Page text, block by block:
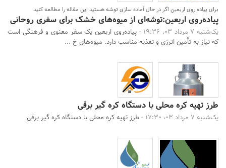
برای پیاده روی اربعین اگر در حال آماده سازی توشه هستید این مقاله را مطالعه کنید
پیاده‌روی اربعین:توشه‌ای از میوه‌های خشک برای سفری روحانی
یک‌شنبه 7 مرداد 03، 19:36 -
پیاده‌روی اربعین یک سفر معنوی و فرهنگی است
که نیاز به تأمین انرژی و تغذیه مناسب دارد. میوه‌های خ ...
طرز تهیه کره محلی با دستگاه کره گیر برقی
یک‌شنبه 7 مرداد 03، 17:30 - طرز تهیه کره محلی با دستگاه کره گیر برقی